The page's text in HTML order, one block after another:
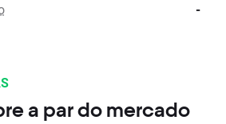
-
a par do mercado